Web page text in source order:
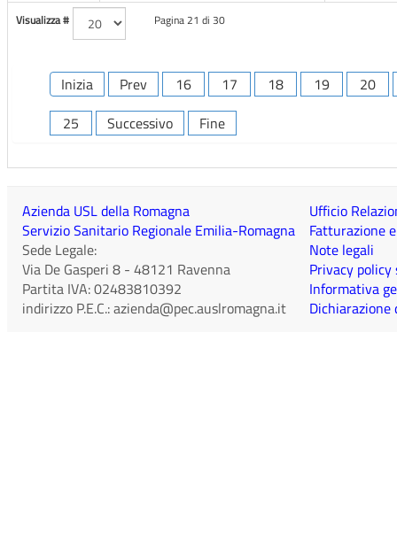
Visualizza # Pagina 21 di 30
Inizia Prev 16 17 18 19
20
25
Successivo Fine
Azienda USL della Romagna
Servizio Sanitario Regionale Emilia-Romagna
Sede Legale:
Via De Gasperi 8 - 48121 Ravenna
Partita IVA:02483810392
indirizzo P.E.C.:azienda@pec.auslromagna.it
Ufficio
Fatturazione
Note legali
Privacy
Informativa
Dichiarazione